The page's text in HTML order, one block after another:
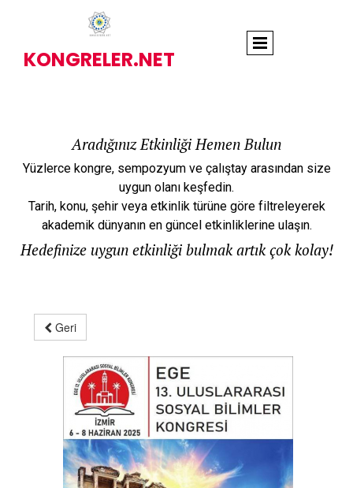
KONGRELER.NET
Aradığınız Etkinliği Hemen Bulun
Yüzlerce kongre, sempozyum ve çalıştay arasından size
uygun olanı keşfedin.
Tarih, konu, şehir veya etkinlik türüne göre filtreleyerek
akademik dünyanın en güncel etkinliklerine ulaşın.
Hedefinize uygun etkinliği bulmak artık çok kolay!
Geri